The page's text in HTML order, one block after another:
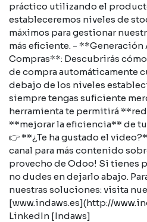
práctico utilizando el
estableceremos niveles de
máximos para gestionar
más eficiente. - **Generación
Compras**: Descubrirás
de compra automáticamente
debajo de los niveles
siempre tengas suficiente
herramienta te permitirá
**mejorar la eficiencia** de
👉 **¿Te ha gustado el
canal para más contenido
provecho de Odoo! Si tienes
no dudes en dejarlo abajo.
nuestras soluciones: visita
[www.indaws.es](http://
LinkedIn [Indaws]